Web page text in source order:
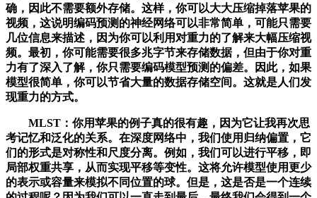
确，因此不需要额外存储。这样，你可以大大压缩掉落苹果的
视频，这说明编码预测的神经网络可以非常简单，可能只需要
几位信息来描述，因为你可以利用对重力的了解来大幅压缩视
频。最初，你可能需要很多兆字节来存储数据，但由于你对重
力有了深入了解，你只需要编码模型预测的偏差。因此，如果
模型很简单，你可以节省大量的数据存储空间。这就是人们发
现重力的方式。
MLST：你用苹果的例子真的很有趣，因为它让我再次思
考记忆和泛化的关系。在深度网络中，我们使用归纳偏置，它
们的形式是对称性和尺度分离。例如，我们可以进行平移，即
局部权重共享，从而实现平移等变性。这将允许模型使用更少
的表示或容量来模拟不同位置的球。但是，这是否是一个连续